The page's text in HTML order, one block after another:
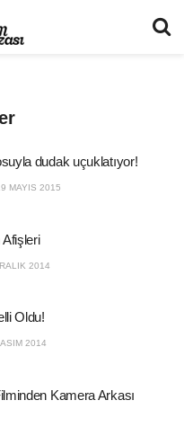
dudak uçuklatıyor!
MAYIS 2015
Afişleri
2014
Oldu!
2014
Kamera Arkası